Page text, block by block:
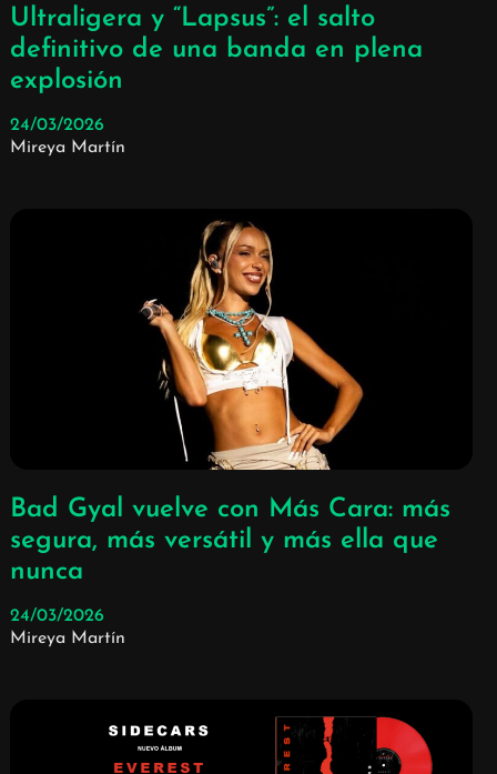
Ultraligera y “Lapsus”: el salto
definitivo de una banda en plena
explosión
24/03/2026
Mireya Martín
Bad Gyal vuelve con Más Cara: más
segura, más versátil y más ella que
nunca
24/03/2026
Mireya Martín